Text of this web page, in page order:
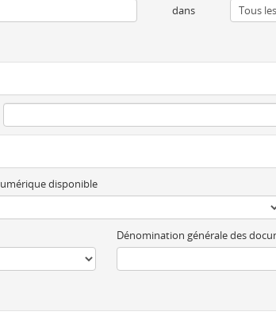
dans
disponible
Dénomination générale des